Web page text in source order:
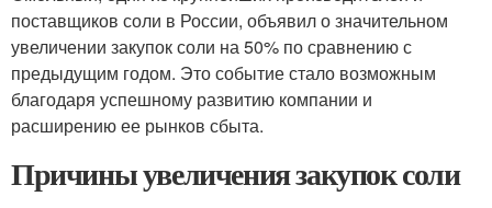
поставщиков соли в России, объявил о значительном
увеличении закупок соли на 50% по сравнению с
предыдущим годом. Это событие стало возможным
благодаря успешному развитию компании и
расширению ее рынков сбыта.
Причины увеличения закупок соли